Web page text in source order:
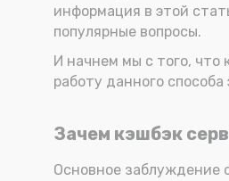
информация в этой
популярные вопросы.
И начнем мы с того, что
работу данного
Зачем кэшбэк
Основное заблуждение